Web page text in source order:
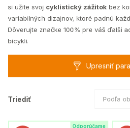
si užite svoj cyklistický zážitok bez
variabilných dizajnov, ktoré padnú
Dôverujte značke 100% pre váš ďalší
bicykli.
Upresniť
Triediť Podľa
Odporúčame